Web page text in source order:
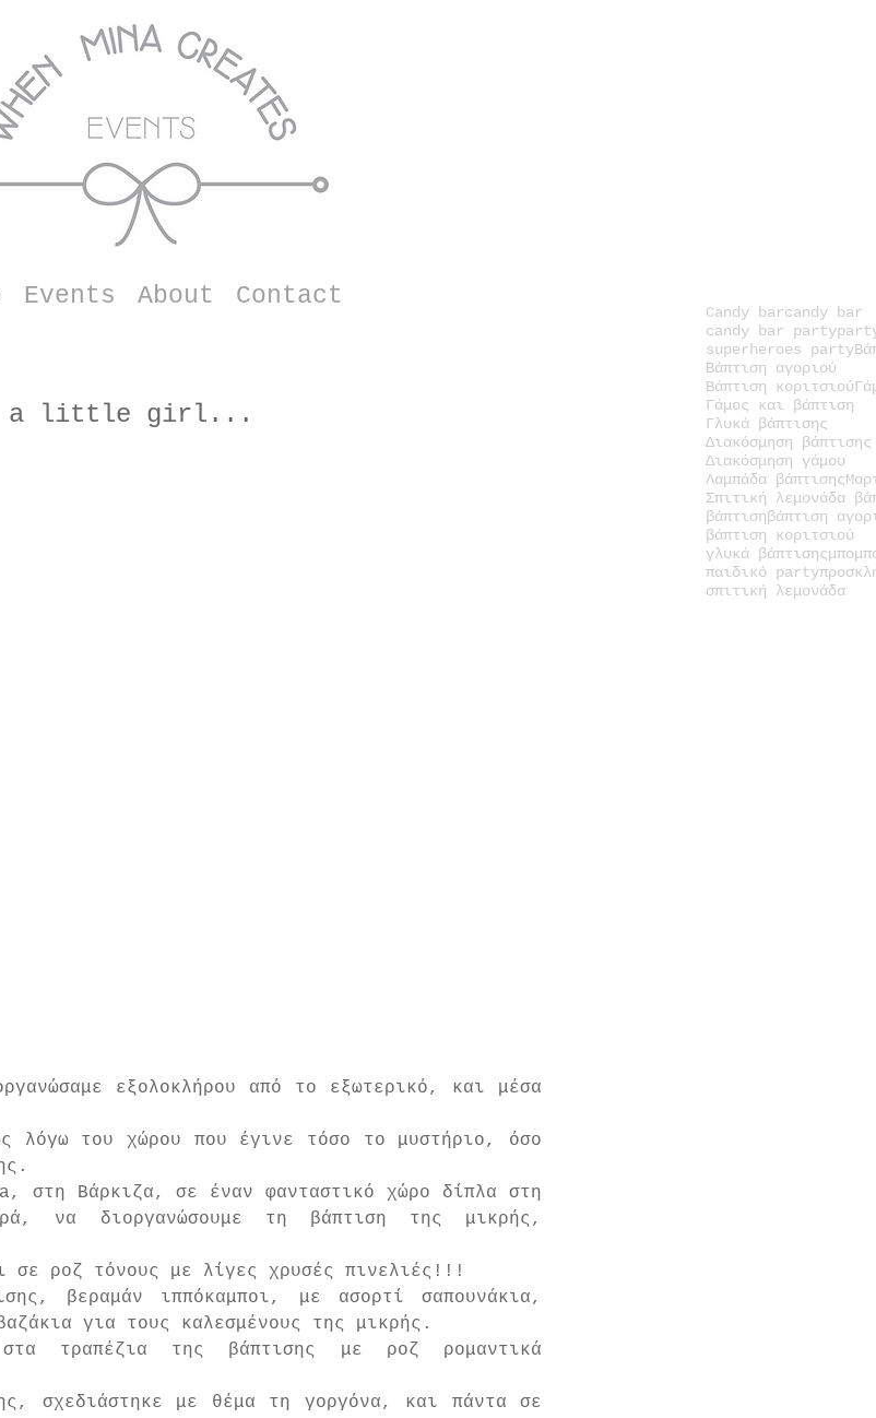
Events About Contact
Candy barcandy bar
candy bar party
superheroes party
Βάπτιση αγοριού
Βάπτιση κοριτσιού
Γάμος και βάπτιση
Γλυκά βάπτισης
Διακόσμηση βάπτισης
Διακόσμηση γάμου
Λαμπάδα βάπτισης
Σπιτική λεμονάδα
βάπτισηβάπτιση
βάπτιση κοριτσιού
γλυκά βάπτισης
παιδικό party
σπιτική λεμονάδα
a little girl...
εξολοκλήρου από το εξωτερικό, και μέσα
λόγω του χώρου που έγινε τόσο το μυστήριο, όσο
Βάρκιζα, σε έναν φανταστικό χώρο δίπλα στη
να διοργανώσουμε τη βάπτιση της μικρής,
σε ροζ τόνους με λίγες χρυσές πινελιές!!!
βεραμάν ιππόκαμποι, με ασορτί σαπουνάκια,
για τους καλεσμένους της μικρής.
τραπέζια της βάπτισης με ροζ ρομαντικά
σχεδιάστηκε με θέμα τη γοργόνα, και πάντα σε